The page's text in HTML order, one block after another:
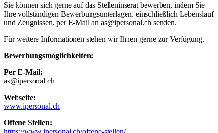
Sie können sich gerne auf das Stelleninserat bewerben, indem Sie
Ihre vollständigen Bewerbungsunterlagen, einschließlich Lebenslauf
und Zeugnissen, per E-Mail an as@ipersonal.ch senden.
Für weitere Informationen stehen wir Ihnen gerne zur Verfügung.
Bewerbungsmöglichkeiten:
Per E-Mail:
as@ipersonal.ch
Webseite:
www.ipersonal.ch
Offene Stellen:
https://www.ipersonal.ch/offene-stellen/